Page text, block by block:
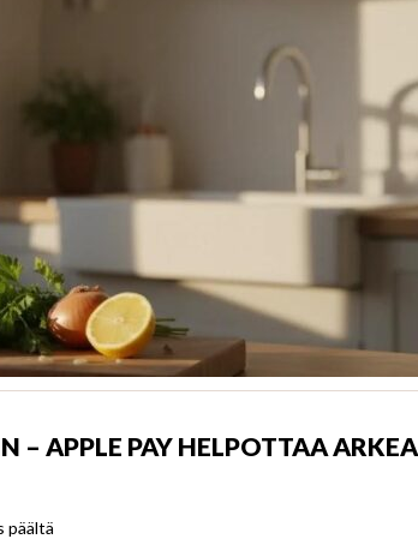
– APPLE PAY HELPOTTAA ARKEA
päältä